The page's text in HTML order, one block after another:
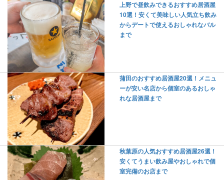
上野で昼飲みできるおすすめ居酒屋
10選！安くて美味しい人気立ち飲み
からデートで使えるおしゃれなバル
まで
蒲田のおすすめ居酒屋20選！メニュ
ーが安い名店から個室のあるおしゃ
れな居酒屋まで
秋葉原の人気おすすめ居酒屋26選！
安くてうまい飲み屋やおしゃれで個
室完備のお店まで